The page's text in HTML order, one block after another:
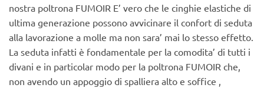
nostra poltrona FUMOIR E’ vero che le cinghie elastiche di
ultima generazione possono avvicinare il confort di seduta
alla lavorazione a molle ma non sara’ mai lo stesso effetto.
La seduta infatti è fondamentale per la comodita’ di tutti i
divani e in particolar modo per la poltrona FUMOIR che,
non avendo un appoggio di spalliera alto e soffice ,